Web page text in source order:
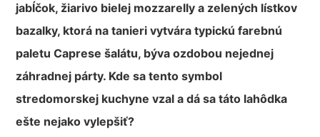
jabĺčok, žiarivo bielej mozzarelly a zelených lístkov
bazalky, ktorá na tanieri vytvára typickú farebnú
paletu Caprese šalátu, býva ozdobou nejednej
záhradnej párty. Kde sa tento symbol
stredomorskej kuchyne vzal a dá sa táto lahôdka
ešte nejako vylepšiť?